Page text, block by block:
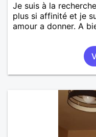
Je suis à la
plus si affinité et je
amour a donner. A